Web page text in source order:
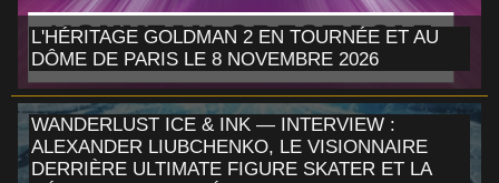
L'HÉRITAGE GOLDMAN 2 EN TOURNÉE ET AU
DÔME DE PARIS LE 8 NOVEMBRE 2026
WANDERLUST ICE & INK — INTERVIEW :
ALEXANDER LIUBCHENKO, LE VISIONNAIRE
DERRIÈRE ULTIMATE FIGURE SKATER ET LA